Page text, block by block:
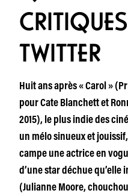
TWITTER
Huit ans après « Carol »
pour Cate Blanchett et
2015), le plus indie des
un mélo sinueux et
campe une actrice en
d’une star déchue qu’elle
(Julianne Moore,